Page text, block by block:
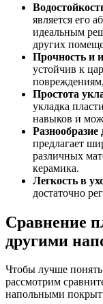
является его
идеальным
других
Прочность и
устойчив к
Простота
укладка
навыков и
Разнообразие
предлагает
различных
керамика.
Легкость в
достаточно
Сравнение
другими
Чтобы лучше
рассмотрим
напольными